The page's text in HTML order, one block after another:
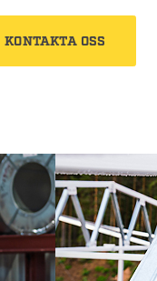
KONTAKTA OSS